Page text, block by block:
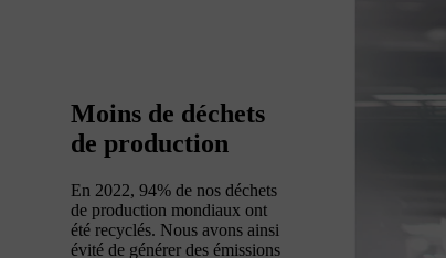
Moins de déchets
de production
En 2022, 94% de nos déchets
de production mondiaux ont
été recyclés. Nous avons ainsi
évité de générer des émissions